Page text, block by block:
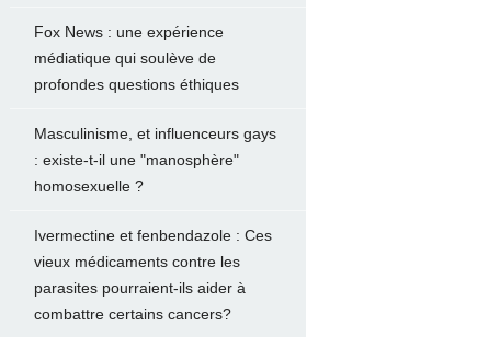
Fox News : une expérience
médiatique qui soulève de
profondes questions éthiques
Masculinisme, et influenceurs gays
: existe-t-il une "manosphère"
homosexuelle ?
Ivermectine et fenbendazole : Ces
vieux médicaments contre les
parasites pourraient-ils aider à
combattre certains cancers?